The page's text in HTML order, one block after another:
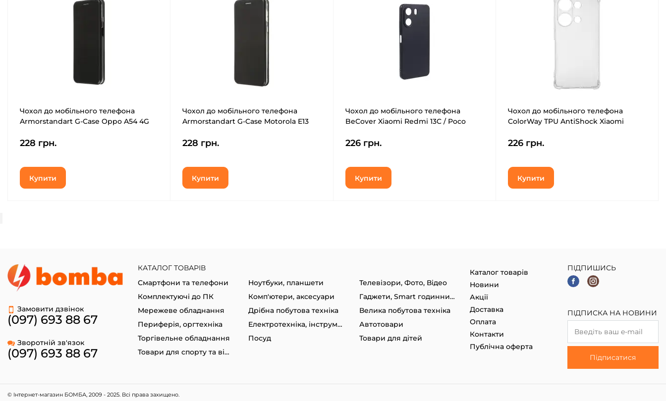
Чохол до мобільного телефона
Armorstandart G-Case Oppo A54 4G
228 грн.
Купити
Чохол до мобільного телефона
Armorstandart G-Case Motorola E13
228 грн.
Купити
Чохол до мобільного телефона
BeCover Xiaomi Redmi 13C / Poco
226 грн.
Купити
Чохол до мобільного телефона
ColorWay TPU AntiShock Xiaomi
CTASXRN13P)
226 грн.
Купити
Замовити дзвінок
(097) 693 88 67
Зворотній зв'язок
(097) 693 88 67
КАТАЛОГ ТОВАРІВ
Смартфони та телефони
Ноутбуки, планшети
Телевізори, Фото, Відео
Комплектуючі до ПК
Комп'ютери, аксесуари
Гаджети, Smart годинники
Мережеве обладнання
Дрібна побутова техніка
Велика побутова техніка
Периферія, оргтехніка
Електротехніка, інструменти
Автотовари
Торгівельне обладнання
Посуд
Товари для дітей
Товари для спорту та відпочинку
Каталог товарів
Новини
Акції
Доставка
Оплата
Контакти
Публічна оферта
ПІДПИШИСЬ
ПІДПИСКА НА НОВИНИ
Підписатися
© Інтернет-магазин БОМБА, 2009 - 2025. Всі права захищено.